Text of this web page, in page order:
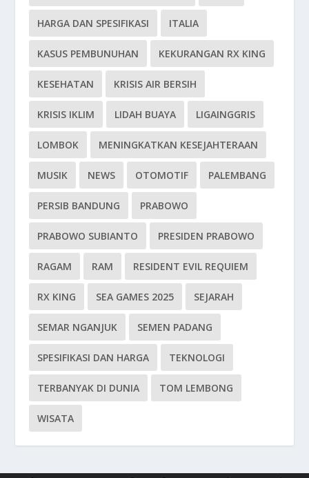
HARGA DAN SPESIFIKASI ITALIA
KASUS PEMBUNUHAN KEKURANGAN RX KING
KESEHATAN KRISIS AIR BERSIH
KRISIS IKLIM LIDAH BUAYA LIGAINGGRIS
LOMBOK MENINGKATKAN KESEJAHTERAAN
MUSIK NEWS OTOMOTIF PALEMBANG
PERSIB BANDUNG PRABOWO
PRABOWO SUBIANTO PRESIDEN PRABOWO
RAGAM RAM RESIDENT EVIL REQUIEM
RX KING SEA GAMES 2025 SEJARAH
SEMAR NGANJUK SEMEN PADANG
SPESIFIKASI DAN HARGA TEKNOLOGI
TERBANYAK DI DUNIA TOM LEMBONG
WISATA